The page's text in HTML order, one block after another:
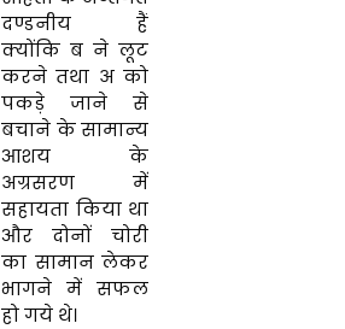
दण्डनीय हैं
क्योंकि ब ने लूट
करने तथा अ को
पकड़े जाने से
बचाने के सामान्य
आशय के
अग्रसरण में
सहायता किया था
और दोनों चोरी
का सामान लेकर
भागने में सफल
हो गये थे।